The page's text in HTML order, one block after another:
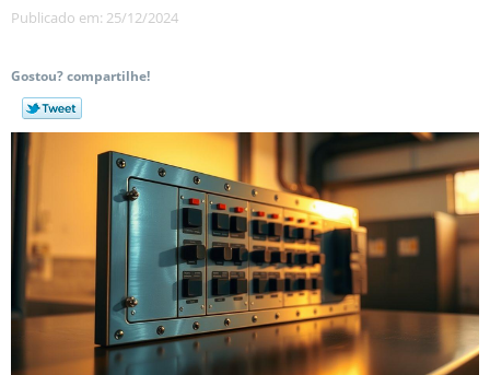
Publicado em: 25/12/2024
Gostou? compartilhe!